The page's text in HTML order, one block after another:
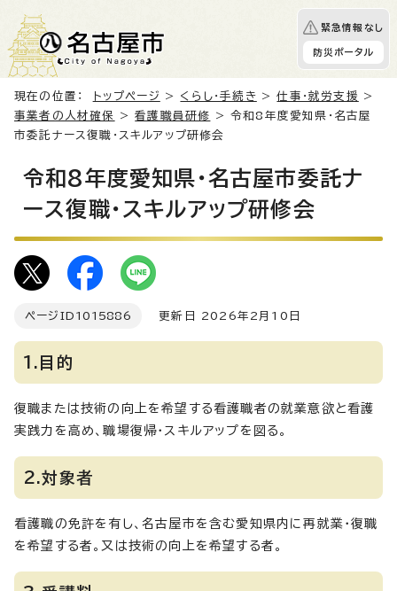
緊急情報なし
防災ポータル
現在の位置： トップページ > くらし・手続き >仕事・就労支援
>
事業者の人材確保
>看護職員研修
> 令和8年度愛知県・名古屋
市委託ナース復職・スキルアップ研修会
令和8年度愛知県・名古屋市委託ナ
ース復職・スキルアップ研修会
ページID 1015886 更新日 2026年2月10日
1.目的
復職または技術の向上を希望する看護職者の就業意欲と看護
実践力を高め、職場復帰・スキルアップを図る。
2.対象者
看護職の免許を有し、名古屋市を含む愛知県内に再就業・復職
を希望する者。又は技術の向上を希望する者。